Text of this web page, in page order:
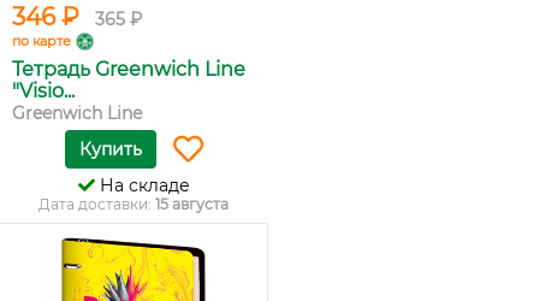
346 ₽ 365 ₽
по карте
Тетрадь Greenwich Line
"Visio...
Greenwich Line
Купить
На складе
Дата доставки: 15 августа